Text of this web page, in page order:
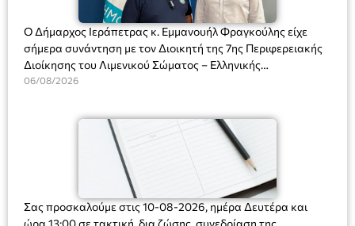
Ο Δήμαρχος Ιεράπετρας κ. Εμμανουήλ Φραγκούλης είχε
σήμερα συνάντηση με τον Διοικητή της 7ης Περιφερειακής
Διοίκησης του Λιμενικού Σώματος – Ελληνικής
Ακτοφυλακής (Λ.Σ.-ΕΛ.ΑΚΤ.), Αρχιπλοίαρχο Λ.Σ. κ. Ιωάννη
06/08/2026
Σας προσκαλούμε στις 10-08-2026, ημέρα Δευτέρα και